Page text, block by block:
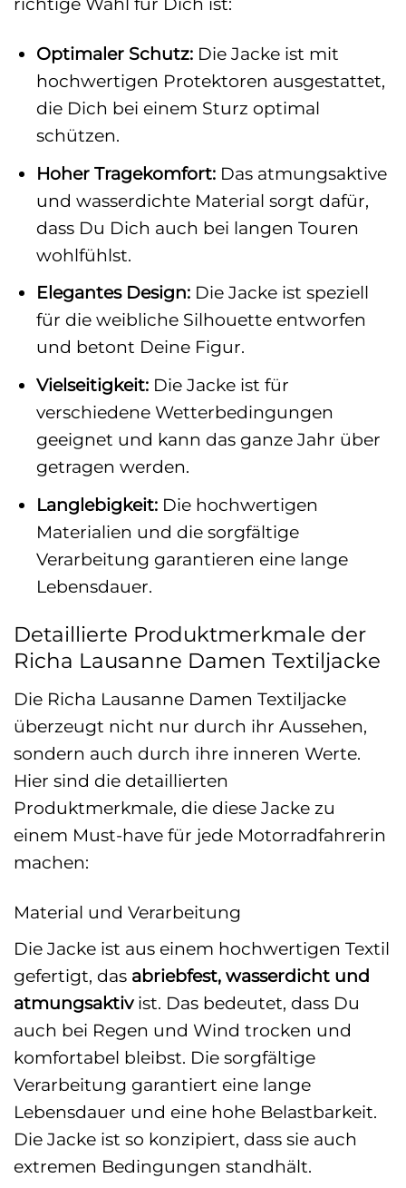
Optimaler Schutz:Die Jacke ist mit
hochwertigen Protektoren ausgestattet,
die Dich bei einem Sturz optimal
schützen.
Hoher Tragekomfort:Das atmungsaktive
und wasserdichte Material sorgt dafür,
dass Du Dich auch bei langen Touren
wohlfühlst.
Elegantes Design:Die Jacke ist speziell
für die weibliche Silhouette entworfen
und betont Deine Figur.
Vielseitigkeit:Die Jacke ist für
verschiedene Wetterbedingungen
geeignet und kann das ganze Jahr über
getragen werden.
Langlebigkeit:Die hochwertigen
Materialien und die sorgfältige
Verarbeitung garantieren eine lange
Lebensdauer.
Detaillierte Produktmerkmale der
Richa Lausanne Damen Textiljacke
Die Richa Lausanne Damen Textiljacke
überzeugt nicht nur durch ihr Aussehen,
sondern auch durch ihre inneren Werte.
Hier sind die detaillierten
Produktmerkmale, die diese Jacke zu
einem Must-have für jede Motorradfahrerin
machen:
Material und Verarbeitung
Die Jacke ist aus einem hochwertigen Textil
gefertigt, das abriebfest, wasserdicht und
atmungsaktivist. Das bedeutet, dass Du
auch bei Regen und Wind trocken und
komfortabel bleibst. Die sorgfältige
Verarbeitung garantiert eine lange
Lebensdauer und eine hohe Belastbarkeit.
Die Jacke ist so konzipiert, dass sie auch
extremen Bedingungen standhält.